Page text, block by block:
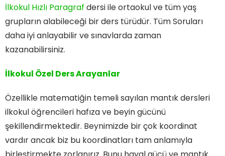
İlkokul Hızlı Paragraf dersi ile ortaokul ve tüm yaş
grupların alabileceği bir ders türüdür. Tüm Soruları
daha iyi anlayabilir ve sınavlarda zaman
kazanabilirsiniz.
İlkokul Özel Ders Arayanlar
Özellikle matematiğin temeli sayılan mantık dersleri
ilkokul öğrencileri hafıza ve beyin gücünü
şekillendirmektedir. Beynimizde bir çok koordinat
vardır ancak biz bu koordinatları tam anlamıyla